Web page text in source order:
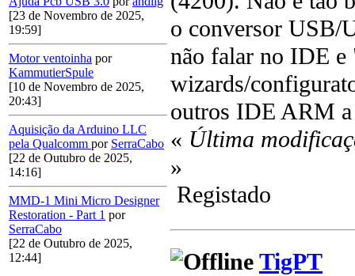
[23 de Novembro de 2025,
19:59]
Motor ventoinha por
KammutierSpule
[10 de Novembro de 2025,
20:43]
Aquisição da Arduino LLC
pela Qualcomm por SerraCabo
[22 de Outubro de 2025,
14:16]
MMD-1 Mini Micro Designer
Restoration - Part 1 por
SerraCabo
[22 de Outubro de 2025,
12:44]
o conversor USB/
não falar no IDE e
wizards/
outros IDE ARM a
« Última
»
Registado
TigPT